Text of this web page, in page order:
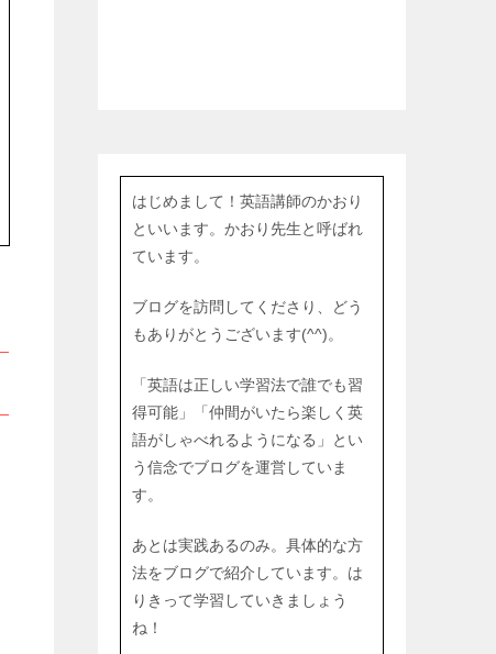
はじめまして！英語講師のかおり
といいます。かおり先生と呼ばれ
ています。
ブログを訪問してくださり、どう
もありがとうございます(^^)。
「英語は正しい学習法で誰でも習
得可能」「仲間がいたら楽しく英
語がしゃべれるようになる」とい
う信念でブログを運営していま
す。
あとは実践あるのみ。具体的な方
法をブログで紹介しています。は
りきって学習していきましょう
ね！